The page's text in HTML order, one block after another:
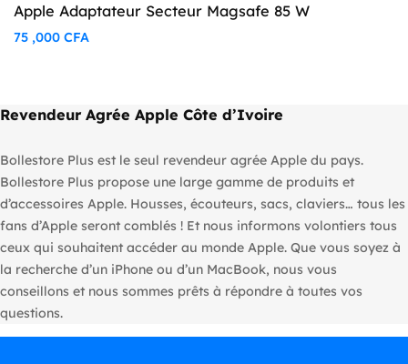
Apple Adaptateur Secteur Magsafe 85 W
75 ,000 CFA
Revendeur Agrée Apple Côte d’Ivoire
Bollestore Plus est le seul revendeur agrée Apple du pays.
Bollestore Plus propose une large gamme de produits et
d’accessoires Apple. Housses, écouteurs, sacs, claviers… tous les
fans d’Apple seront comblés ! Et nous informons volontiers tous
ceux qui souhaitent accéder au monde Apple. Que vous soyez à
la recherche d’un iPhone ou d’un MacBook, nous vous
conseillons et nous sommes prêts à répondre à toutes vos
questions.